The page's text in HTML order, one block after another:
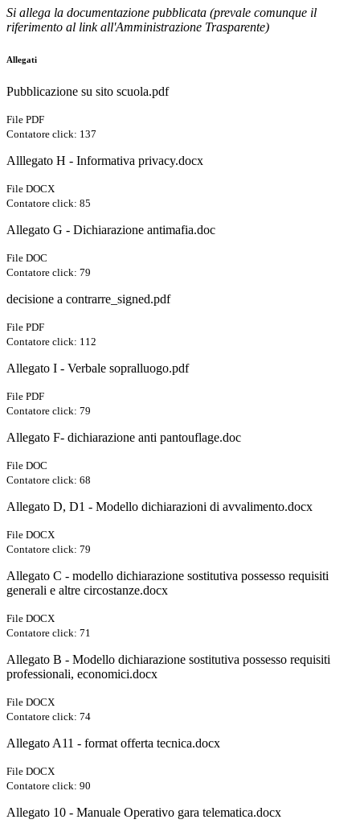
Si allega la documentazione pubblicata (prevale comunque il
riferimento al link all'Amministrazione Trasparente)
Allegati
Pubblicazione su sito scuola.pdf
File PDF
Contatore click: 137
Alllegato H - Informativa privacy.docx
File DOCX
Contatore click: 85
Allegato G - Dichiarazione antimafia.doc
File DOC
Contatore click: 79
decisione a contrarre_signed.pdf
File PDF
Contatore click: 112
Allegato I - Verbale sopralluogo.pdf
File PDF
Contatore click: 79
Allegato F- dichiarazione anti pantouflage.doc
File DOC
Contatore click: 68
Allegato D, D1 - Modello dichiarazioni di avvalimento.docx
File DOCX
Contatore click: 79
Allegato C - modello dichiarazione sostitutiva possesso requisiti
generali e altre circostanze.docx
File DOCX
Contatore click: 71
Allegato B - Modello dichiarazione sostitutiva possesso requisiti
professionali, economici.docx
File DOCX
Contatore click: 74
Allegato A11 - format offerta tecnica.docx
File DOCX
Contatore click: 90
Allegato 10 - Manuale Operativo gara telematica.docx